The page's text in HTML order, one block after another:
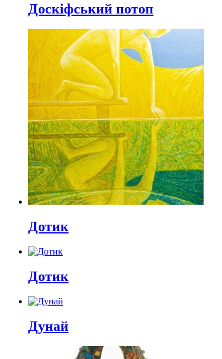
Доскіфський потоп
Дотик
Дотик
Дунай